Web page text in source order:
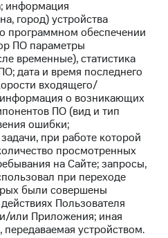
информация
город) устройства
программном обеспечении
ПО параметры
временные), статистика
дата и время последнего
входящего/
о возникающих
ПО (вид и тип
ошибки;
при работе которой
просмотренных
на Сайте; запросы,
при переходе
были совершены
Пользователя
или Приложения; иная
устройством.